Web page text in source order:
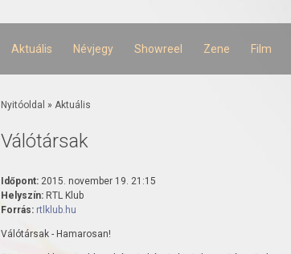
tartalomra
Aktuális Névjegy Showreel Zene Film
Jelenlegi hely
Nyitóoldal » Aktuális
Válótársak
Időpont: 2015. november 19. 21:15
Helyszín: RTL Klub
Forrás: rtlklub.hu
Válótársak - Hamarosan!